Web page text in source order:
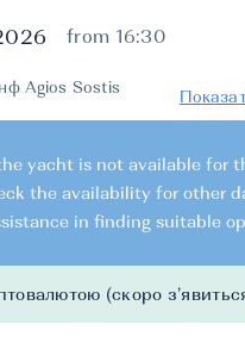
from 16:30
Agios Sostis
yacht is not available for
the availability for other
in finding suitable
(скоро